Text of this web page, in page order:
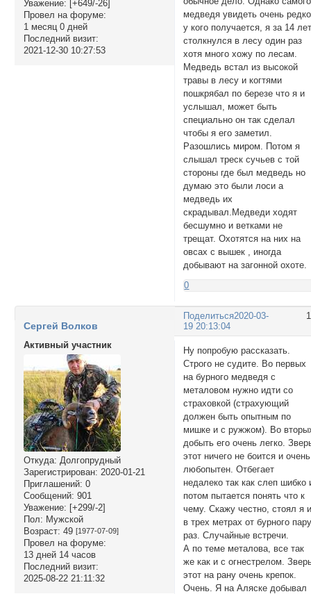
Уважение: [+649/-26]
Провел на форуме:
1 месяц 0 дней
Последний визит:
2021-12-30 10:27:53
медведя увидеть очень редко
у кого получается, я за 14
столкнулся в лесу один раз
хотя много хожу по лесам.
Медведь встал из высокой
травы в лесу и когтями
пошкрябал по березе что я и
услышал, может быть
специально он так сделал
чтобы я его заметил.
Разошлись миром. Потом я
слышал треск сучьев с той
стороны где был медведь но
думаю это были лоси а
медведь их
скрадывал.Медведи ходят
бесшумно и ветками не
трещат. Охотятся на них на
овсах с вышек , иногда
добывают на загонной охоте.
0
Поделиться2020-03-
19 20:13:04
Сергей Волков
Активный участник
Откуда: Долгопрудный
Зарегистрирован: 2020-01-21
Приглашений: 0
Сообщений: 901
Уважение: [+299/-2]
Пол: Мужской
Возраст: 49 [1977-07-09]
Провел на форуме:
13 дней 14 часов
Последний визит:
2025-08-22 21:11:32
Ну попробую рассказать.
Строго не судите. Во первых
на бурного медведя с
металовом нужно идти со
страховкой (страхующий
должен быть опытным по
мишке и с ружжом). Во
добыть его очень легко.
этот ничего не боится и очень
любопытен. Отбегает
недалеко так как слеп шибко
потом пытается понять что к
чему. Скажу честно, стоял я
в трех метрах от бурного
раз. Случайные встречи.
А по теме металова, все так
же как и с огнестрелом.
этот на рану очень крепок.
Очень. Я на Аляске добывал